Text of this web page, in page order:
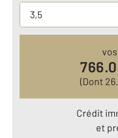
(Dont
Crédit
et